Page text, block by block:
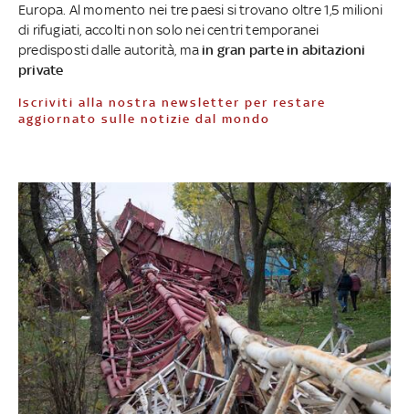
Europa. Al momento nei tre paesi si trovano oltre 1,5 milioni
di rifugiati, accolti non solo nei centri temporanei
predisposti dalle autorità, ma in gran parte in abitazioni
private
Iscriviti alla nostra newsletter per restare
aggiornato sulle notizie dal mondo